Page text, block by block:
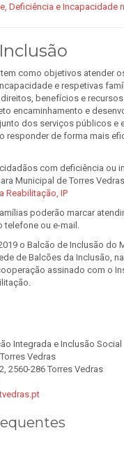
Deficiência e Incapacidade
como objetivos atender
e respetivas
benefícios e recursos
encaminhamento e
dos serviços públicos e
responder de forma mais
com deficiência ou
Municipal de Torres
Reabilitação, IP
poderão marcar
telefone ou e-mail.
o Balcão de Inclusão do
de Balcões da Inclusão,
assinado com o
Integrada e Inclusão Social
Vedras
2560-286 Torres Vedras